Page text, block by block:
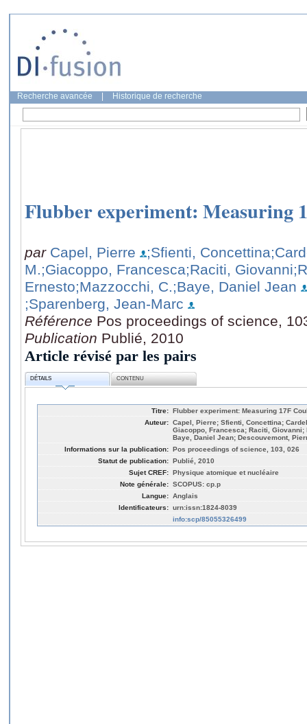
Recherche avancée Historique de recherche
Flubber experiment: Measuring
par Capel, Pierre ;Sfienti, Concettina
M.;Giacoppo, Francesca;Raciti, Giovanni
Ernesto;Mazzocchi, C.;Baye, Daniel Jean
;Sparenberg, Jean-Marc
Référence Pos proceedings of science,
Publication Publié, 2010
Article révisé par les pairs
DÉTAILS CONTENU
Titre: Flubber experiment: Measuring 17F
Auteur: Capel, Pierre; Sfienti, Concettina;
Giacoppo, Francesca; Raciti, Giovanni;
Baye, Daniel Jean; Descouvemont,
Informations sur la publication: Pos proceedings of science, 103, 026
Statut de publication: Publié, 2010
Sujet CREF: Physique atomique et nucléaire
Note générale: SCOPUS: cp.p
Langue: Anglais
Identificateurs: urn:issn:1824-8039
info:scp/85055326499